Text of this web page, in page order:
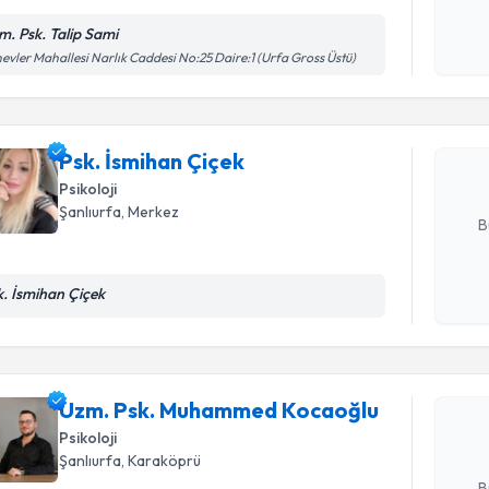
Psk. Talip Sami
Mahallesi Narlık Caddesi No:25 Daire:1 (Urfa Gross Üstü)
Psk. İsmihan Çiçek
Psikoloji
Şanlıurfa, Merkez
İsmihan Çiçek
bu
posta ile
Uzm. Psk. Muhammed Kocaoğlu
Psikoloji
Şanlıurfa, Karaköprü
Uzm.
oluşturun.